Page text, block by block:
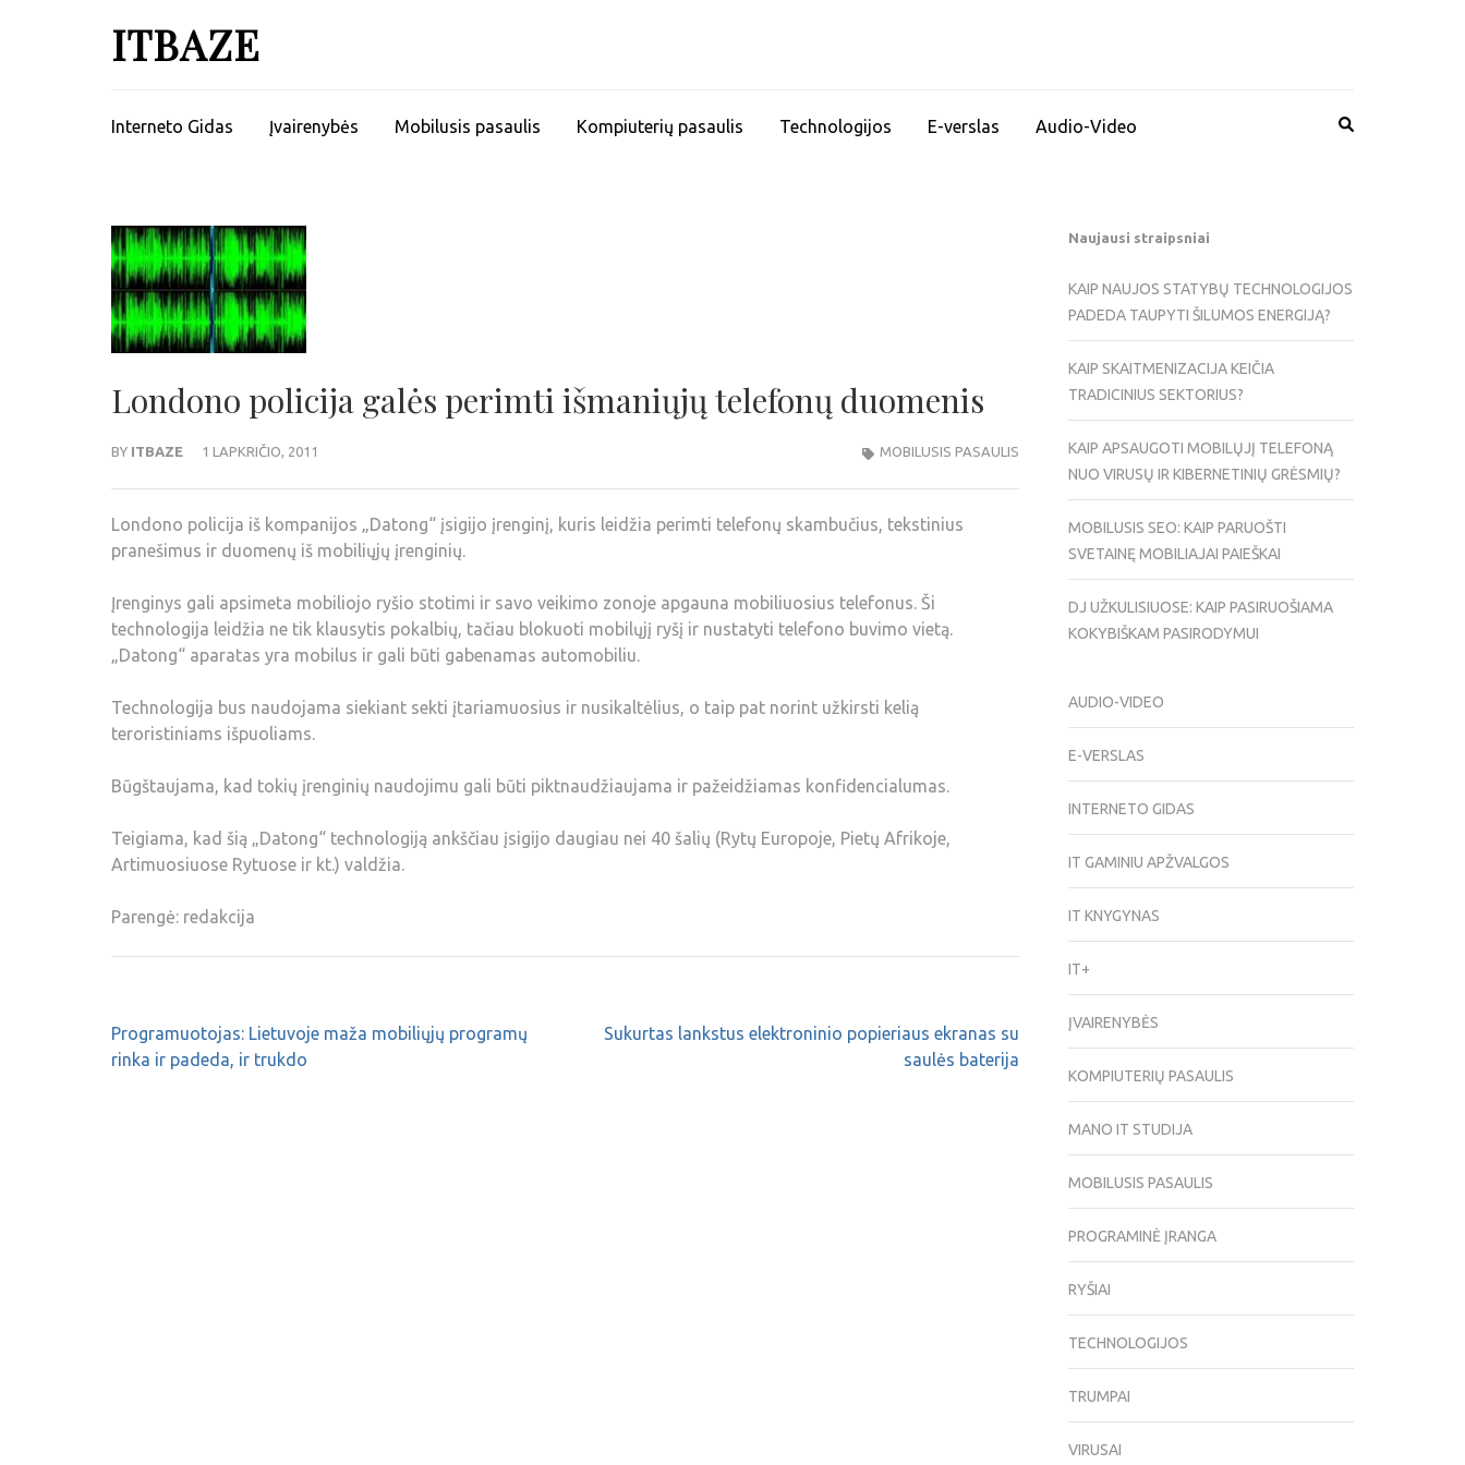
ITBAZE
Interneto Gidas Įvairenybės Mobilusis pasaulis Kompiuterių pasaulis Technologijos E-verslas Audio-Video
Londono policija galės perimti išmaniųjų telefonų duomenis
BY ITBAZE 1 LAPKRIČIO, 2011 MOBILUSIS PASAULIS
Londono policija iš kompanijos „Datong“ įsigijo įrenginį, kuris leidžia perimti telefonų skambučius, tekstinius
pranešimus ir duomenų iš mobiliųjų įrenginių.
Įrenginys gali apsimeta mobiliojo ryšio stotimi ir savo veikimo zonoje apgauna mobiliuosius telefonus. Ši
technologija leidžia ne tik klausytis pokalbių, tačiau blokuoti mobilųjį ryšį ir nustatyti telefono buvimo vietą.
„Datong“ aparatas yra mobilus ir gali būti gabenamas automobiliu.
Technologija bus naudojama siekiant sekti įtariamuosius ir nusikaltėlius, o taip pat norint užkirsti kelią
teroristiniams išpuoliams.
Būgštaujama, kad tokių įrenginių naudojimu gali būti piktnaudžiaujama ir pažeidžiamas konfidencialumas.
Teigiama, kad šią „Datong“ technologiją ankščiau įsigijo daugiau nei 40 šalių (Rytų Europoje, Pietų Afrikoje,
Artimuosiuose Rytuose ir kt.) valdžia.
Parengė: redakcija
Programuotojas: Lietuvoje maža mobiliųjų programų
rinka ir padeda, ir trukdo
Sukurtas lankstus elektroninio popieriaus ekranas su
saulės baterija
Naujausi straipsniai
KAIP NAUJOS STATYBŲ TECHNOLOGIJOS
PADEDA TAUPYTI ŠILUMOS ENERGIJĄ?
KAIP SKAITMENIZACIJA KEIČIA
TRADICINIUS SEKTORIUS?
KAIP APSAUGOTI MOBILŲJĮ TELEFONĄ
NUO VIRUSŲ IR KIBERNETINIŲ GRĖSMIŲ?
MOBILUSIS SEO: KAIP PARUOŠTI
SVETAINĘ MOBILIAJAI PAIEŠKAI
DJ UŽKULISIUOSE: KAIP PASIRUOŠIAMA
KOKYBIŠKAM PASIRODYMUI
AUDIO-VIDEO
E-VERSLAS
INTERNETO GIDAS
IT GAMINIU APŽVALGOS
IT KNYGYNAS
IT+
ĮVAIRENYBĖS
KOMPIUTERIŲ PASAULIS
MANO IT STUDIJA
MOBILUSIS PASAULIS
PROGRAMINĖ ĮRANGA
RYŠIAI
TECHNOLOGIJOS
TRUMPAI
VIRUSAI